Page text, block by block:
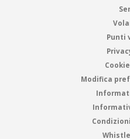
Punti
Modifica